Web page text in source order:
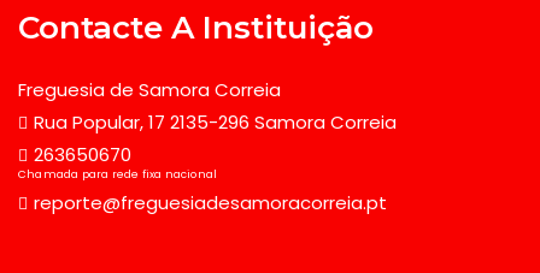
Contacte A Instituição
Freguesia de Samora Correia
Rua Popular, 17 2135-296 Samora Correia
263650670
Chamada para rede fixa nacional
reporte@freguesiadesamoracorreia.pt